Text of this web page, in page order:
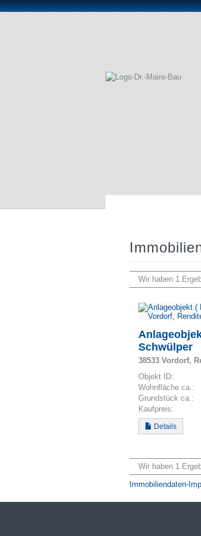
Wir haben 1
Schwülper
38533 Vordorf,
Objekt ID:
Wohnfläche ca.:
Grund­stück ca.:
Kaufpreis:
Details
Wir haben 1
Immobiliendaten-